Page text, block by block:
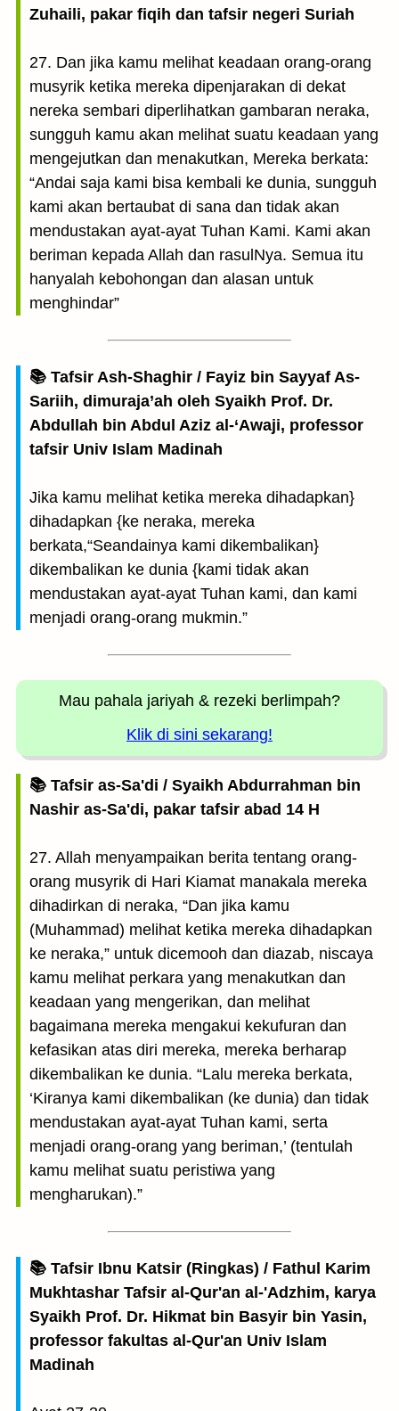
Zuhaili, pakar fiqih dan tafsir negeri Suriah
27. Dan jika kamu melihat keadaan orang-orang
musyrik ketika mereka dipenjarakan di dekat
nereka sembari diperlihatkan gambaran neraka,
sungguh kamu akan melihat suatu keadaan yang
mengejutkan dan menakutkan, Mereka berkata:
“Andai saja kami bisa kembali ke dunia, sungguh
kami akan bertaubat di sana dan tidak akan
mendustakan ayat-ayat Tuhan Kami. Kami akan
beriman kepada Allah dan rasulNya. Semua itu
hanyalah kebohongan dan alasan untuk
menghindar”
📚 Tafsir Ash-Shaghir / Fayiz bin Sayyaf As-
Sariih, dimuraja’ah oleh Syaikh Prof. Dr.
Abdullah bin Abdul Aziz al-‘Awaji, professor
tafsir Univ Islam Madinah
Jika kamu melihat ketika mereka dihadapkan}
dihadapkan {ke neraka, mereka
berkata,“Seandainya kami dikembalikan}
dikembalikan ke dunia {kami tidak akan
mendustakan ayat-ayat Tuhan kami, dan kami
menjadi orang-orang mukmin.”
Mau pahala jariyah & rezeki berlimpah?
Klik di sini sekarang!
📚 Tafsir as-Sa'di / Syaikh Abdurrahman bin
Nashir as-Sa'di, pakar tafsir abad 14 H
27. Allah menyampaikan berita tentang orang-
orang musyrik di Hari Kiamat manakala mereka
dihadirkan di neraka, “Dan jika kamu
(Muhammad) melihat ketika mereka dihadapkan
ke neraka,” untuk dicemooh dan diazab, niscaya
kamu melihat perkara yang menakutkan dan
keadaan yang mengerikan, dan melihat
bagaimana mereka mengakui kekufuran dan
kefasikan atas diri mereka, mereka berharap
dikembalikan ke dunia. “Lalu mereka berkata,
‘Kiranya kami dikembalikan (ke dunia) dan tidak
mendustakan ayat-ayat Tuhan kami, serta
menjadi orang-orang yang beriman,’ (tentulah
kamu melihat suatu peristiwa yang
mengharukan).”
📚 Tafsir Ibnu Katsir (Ringkas) / Fathul Karim
Mukhtashar Tafsir al-Qur'an al-'Adzhim, karya
Syaikh Prof. Dr. Hikmat bin Basyir bin Yasin,
professor fakultas al-Qur'an Univ Islam
Madinah